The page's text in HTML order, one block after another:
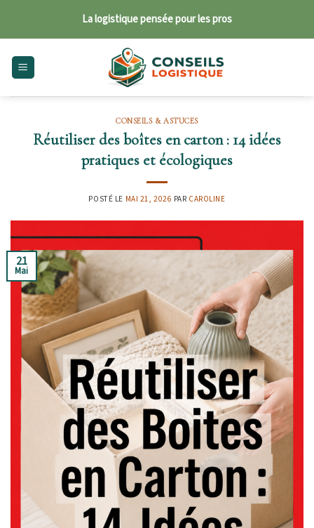
content
La logistique pensée pour les pros
CONSEILS & ASTUCES
Réutiliser des boîtes en carton : 14 idées
pratiques et écologiques
POSTÉ LE MAI 21, 2026 PAR CAROLINE
21
Mai